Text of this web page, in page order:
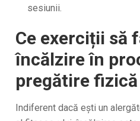
sesiunii.
Ce exerciții să
încălzire în
pregătire
Indiferent dacă ești un